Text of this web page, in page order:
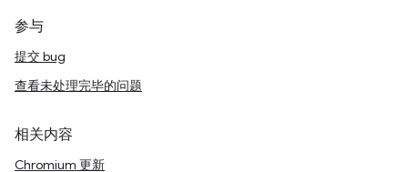
参与
提交 bug
查看未处理完毕的问题
相关内容
Chromium 更新